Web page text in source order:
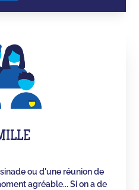
ou d'une réunion de
agréable... Si on a de